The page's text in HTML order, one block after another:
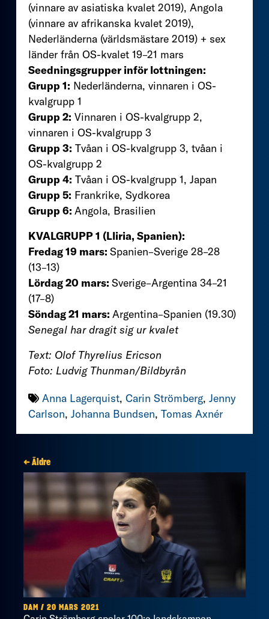
(vinnare av asiatiska kvalet 2019), Angola
(vinnare av afrikanska kvalet 2019),
Nederländerna (världsmästare 2019) + sex
länder från OS-kvalet 19–21 mars
Seedningsgrupper inför lottningen:
Grupp 1: Nederländerna, vinnaren i OS-
kvalgrupp 1
Grupp 2: Vinnaren i OS-kvalgrupp 2,
vinnaren i OS-kvalgrupp 3
Grupp 3: Tvåan i OS-kvalgrupp 3, tvåan i
OS-kvalgrupp 2
Grupp 4: Tvåan i OS-kvalgrupp 1, Japan
Grupp 5: Frankrike, Sydkorea
Grupp 6: Angola, Brasilien
KVALGRUPP 1 (Lliria, Spanien):
Fredag 19 mars: Spanien–Sverige 28–28
(13–13)
Lördag 20 mars: Sverige–Argentina 34–21
(17–8)
Söndag 21 mars: Argentina–Spanien (19.30)
Senegal har dragit sig ur kvalet
Text: Olof Thyrelius Ericson
Foto: Ludvig Thunman/Bildbyrån
Anna Lagerquist, Carin Strömberg, Jenny
Carlson, Johanna Bundsen, Tomas Axnér
← Äldre
DAM / 20 MARS 2021